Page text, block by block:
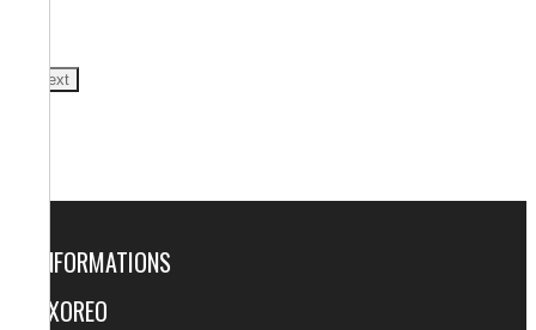
Next
INFORMATIONS
AXOREO